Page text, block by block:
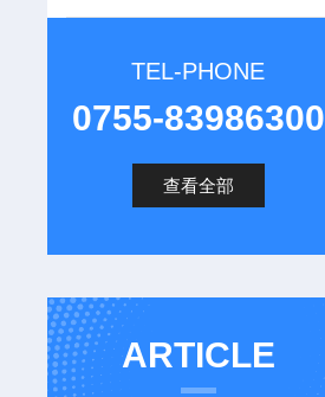
TEL-PHONE
0755-83986300
查看全部
ARTICLE